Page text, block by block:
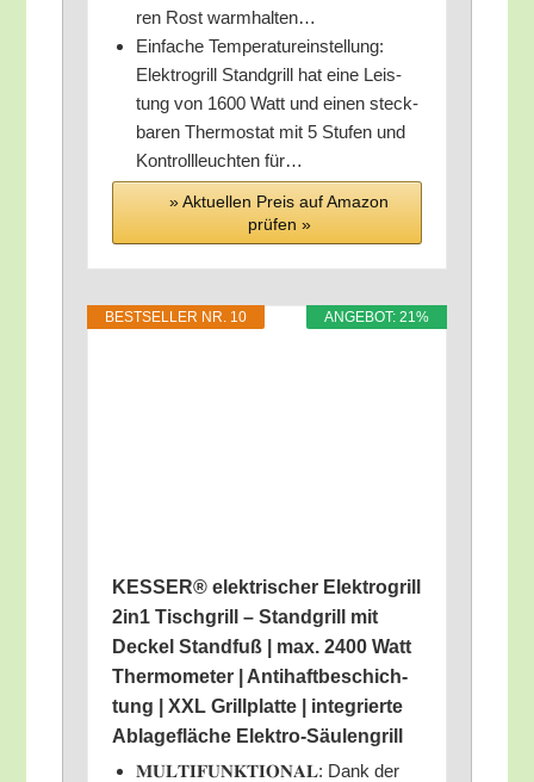
ren Rost warmhalten…
Ein­fa­che Tem­pe­ra­tur­ein­stel­lung:
Elek­tro­grill Stand­grill hat eine Leis­
tung von 1600 Watt und einen steck­
ba­ren Ther­mo­stat mit 5 Stu­fen und
Kon­troll­leuch­ten für…
» Aktu­el­len Preis auf Ama­zon
prü­fen »
ANGE­BOT: 21%
BEST­SEL­LER NR. 10
KESSER® elek­tri­scher Elek­tro­grill
2in1 Tisch­grill – Stand­grill mit
Deckel Stand­fuß | max. 2400 Watt
Ther­mo­me­ter | Anti­haft­be­schich­
tung | XXL Grill­plat­te | inte­grier­te
Abla­ge­flä­che Elektro-Säulengrill
𝐌𝐔𝐋𝐓𝐈𝐅𝐔𝐍𝐊𝐓𝐈𝐎𝐍𝐀𝐋: Dank der